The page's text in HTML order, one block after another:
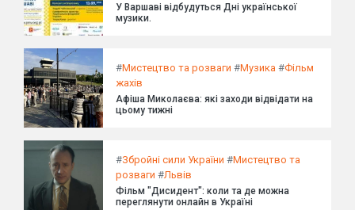
У Варшаві відбудуться Дні української
музики.
#Мистецтво та розваги #Музика #Фільм
жахів
Афіша Миколаєва: які заходи відвідати на
цьому тижні
#Збройні сили України #Мистецтво та
розваги #Львів
Фільм "Дисидент": коли та де можна
переглянути онлайн в Україні